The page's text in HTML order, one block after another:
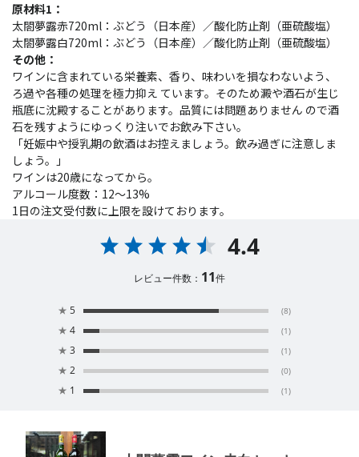
原材料1：
太閤夢露赤720ml：ぶどう（日本産）／酸化防止剤（亜硫酸塩）
太閤夢露白720ml：ぶどう（日本産）／酸化防止剤（亜硫酸塩）
その他：
ワインに含まれている栄養素、香り、味わいを損なわないよう、
ろ過や各種の処理を極力抑え ています。そのため澱や酒石が生じ
瓶底に沈殿することがあります。品質には問題ありません ので酒
石を残すようにゆっくり注いでお飲み下さい。
「妊娠中や授乳期の飲酒はお控えましょう。飲み過ぎに注意しま
しょう。」
ワインは20歳になってから。
アルコール度数：12～13%
1日の注文受付数に上限を設けております。
4.4
レビュー件数： 11件
★ 5 (8)
★ 4 (1)
★ 3 (1)
★ 2 (0)
★ 1 (1)